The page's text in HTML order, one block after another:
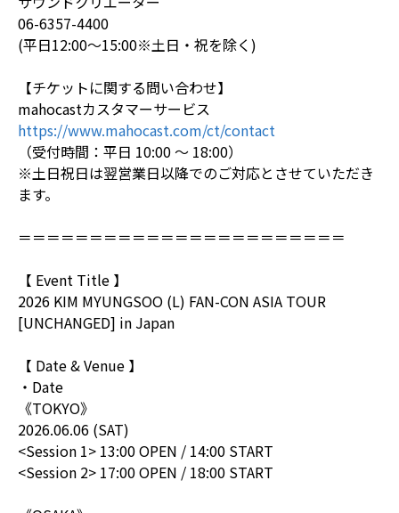
06-6357-4400
(平日12:00～15:00※土日・祝を除く)
【チケットに関する問い合わせ】
mahocastカスタマーサービス
https://www.mahocast.com/ct/contact
（受付時間：平日 10:00 ～ 18:00）
※土日祝日は翌営業日以降でのご対応とさせていただき
ます。
＝＝＝＝＝＝＝＝＝＝＝＝＝＝＝＝＝＝＝＝＝＝＝
【 Event Title 】
2026 KIM MYUNGSOO (L) FAN-CON ASIA TOUR
[UNCHANGED] in Japan
【 Date & Venue 】
・Date
《TOKYO》
2026.06.06 (SAT)
<Session 1> 13:00 OPEN / 14:00 START
<Session 2> 17:00 OPEN / 18:00 START